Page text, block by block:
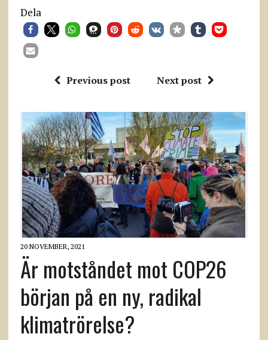
Dela
Previous post Next post
20 NOVEMBER, 2021
Är motståndet mot COP26
början på en ny, radikal
klimatrörelse?